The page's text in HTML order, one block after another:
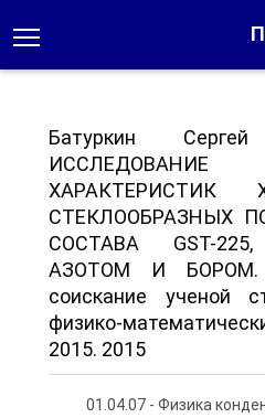
Батуркин Сергей
ХАРАКТЕРИСТИК
СТЕКЛООБРАЗНЫХ
СОСТАВА GST-
АЗОТОМ И БОРОМ.
соискание ученой
физико-
2015. 2015
01.04.07 - Физика